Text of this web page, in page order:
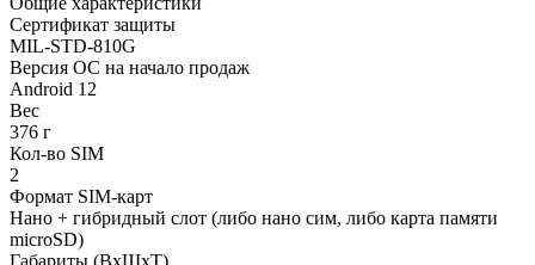
Сертификат защиты
MIL-STD-810G
Версия ОС на начало продаж
Android 12
Вес
376 г
Кол-во SIM
2
Формат SIM-карт
Нано + гибридный слот (либо нано сим, либо карта памяти
microSD)
Габариты (ВxШxТ)